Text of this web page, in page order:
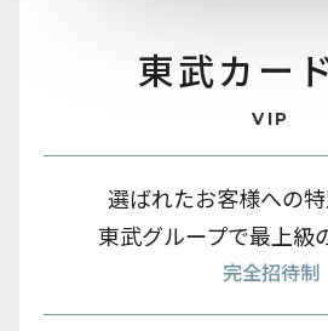
東武カー
VIP
選ばれたお客様への
東武グループで最上級
完全招待制